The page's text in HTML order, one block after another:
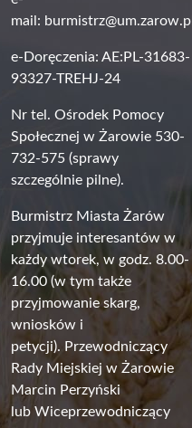
mail: burmistrz@um.zarow.pl
e-Doręczenia: AE:PL-31683-
93327-TREHJ-24
Nr tel. Ośrodek Pomocy
Społecznej w Żarowie 530-
732-575 (sprawy
szczególnie pilne).
Burmistrz Miasta Żarów
przyjmuje interesantów w
każdy wtorek, w godz. 8.00-
16.00 (w tym także
przyjmowanie skarg,
wniosków i
petycji). Przewodniczący
Rady Miejskiej w Żarowie
Marcin Perzyński
lub Wiceprzewodniczący